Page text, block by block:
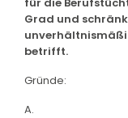
Grad und
betrifft.
Gründe:
A.